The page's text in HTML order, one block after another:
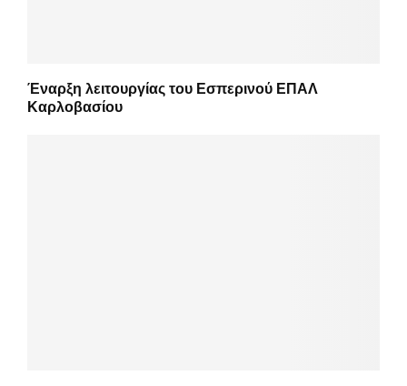
Έναρξη λειτουργίας του Εσπερινού ΕΠΑΛ
Καρλοβασίου